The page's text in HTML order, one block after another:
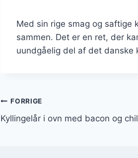
Med sin rige smag og saftige
sammen. Det er en ret, der
uundgåelig del af det danske
Indlægsnavigation
FORRIGE
Kyllingelår i ovn med bacon og